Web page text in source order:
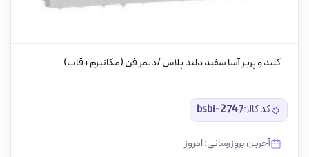
کلید و پریز آسا سفید دلند پلاس /دیمر فن (مکانیزم+قاب)
کد کالا:bsbi-2747
آخرین بروزرسانی: امروز